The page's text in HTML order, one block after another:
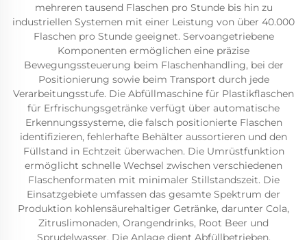
mehreren tausend Flaschen pro Stunde bis hin zu
industriellen Systemen mit einer Leistung von über 40.000
Flaschen pro Stunde geeignet. Servoangetriebene
Komponenten ermöglichen eine präzise
Bewegungssteuerung beim Flaschenhandling, bei der
Positionierung sowie beim Transport durch jede
Verarbeitungsstufe. Die Abfüllmaschine für Plastikflaschen
für Erfrischungsgetränke verfügt über automatische
Erkennungssysteme, die falsch positionierte Flaschen
identifizieren, fehlerhafte Behälter aussortieren und den
Füllstand in Echtzeit überwachen. Die Umrüstfunktion
ermöglicht schnelle Wechsel zwischen verschiedenen
Flaschenformaten mit minimaler Stillstandszeit. Die
Einsatzgebiete umfassen das gesamte Spektrum der
Produktion kohlensäurehaltiger Getränke, darunter Cola,
Zitruslimonaden, Orangendrinks, Root Beer und
Sprudelwasser. Die Anlage dient Abfüllbetrieben,